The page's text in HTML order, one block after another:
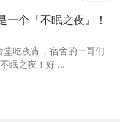
个『不眠之夜』！
吃夜宵，宿舍的一哥们
眠之夜！好 ...